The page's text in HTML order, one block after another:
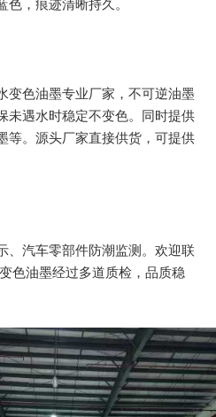
，痕迹清晰持久。
变色油墨专业厂家，不可逆油墨
未遇水时稳定不变色。同时提供
等。源头厂家直接供货，可提供
、汽车零部件防潮监测。欢迎联
色油墨经过多道质检，品质稳